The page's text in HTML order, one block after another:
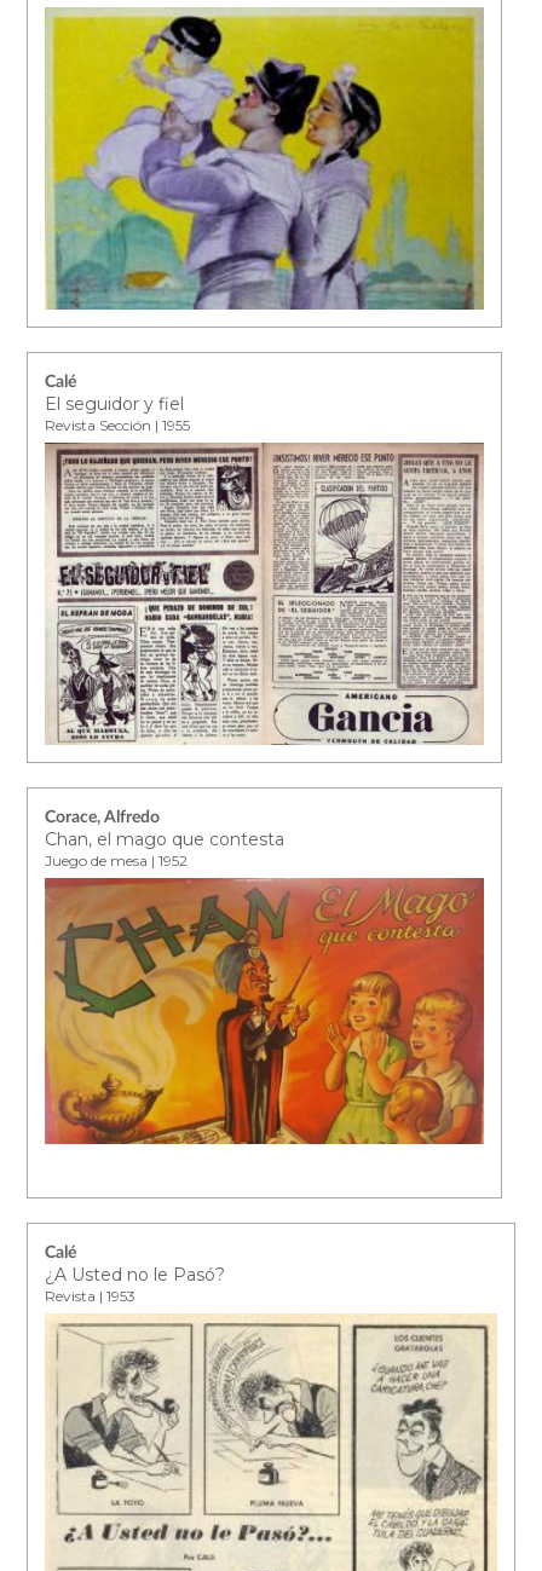
Calé
El seguidor y fiel
Revista Sección | 1955
Corace, Alfredo
Chan, el mago que contesta
Juego de mesa | 1952
Calé
¿A Usted no le Pasó?
Revista | 1953